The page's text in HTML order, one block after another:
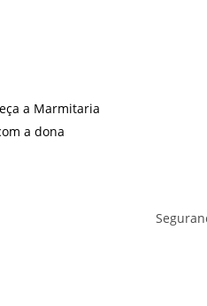
a Marmitaria
a dona